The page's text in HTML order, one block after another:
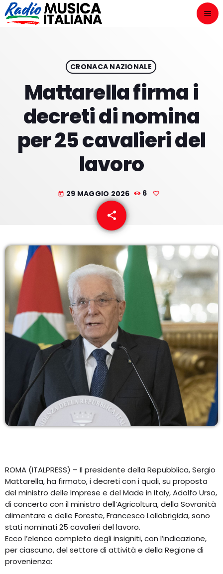
menu
play_arrow
I VOLTI DELLA RADIO
LE NOTIZIE
CONTATTI
CRONACA NAZIONALE
Mattarella firma i
decreti di nomina
per 25 cavalieri del
lavoro
today 29 MAGGIO 2026 6
share
email
ROMA (ITALPRESS) – Il presidente della Repubblica, Sergio
Mattarella, ha firmato, i decreti con i quali, su proposta
del ministro delle Imprese e del Made in Italy, Adolfo Urso,
di concerto con il ministro dell’Agricoltura, della Sovranità
alimentare e delle Foreste, Francesco Lollobrigida, sono
stati nominati 25 cavalieri del lavoro.
Ecco l’elenco completo degli insigniti, con l’indicazione,
per ciascuno, del settore di attività e della Regione di
provenienza: